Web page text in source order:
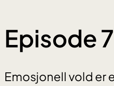
Episode
Emosjonell vold er